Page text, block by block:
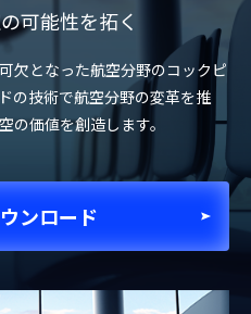
可能性を拓く
欠となった航空分野のコックピ
の技術で航空分野の変革を推
の価値を創造します。
ンロード